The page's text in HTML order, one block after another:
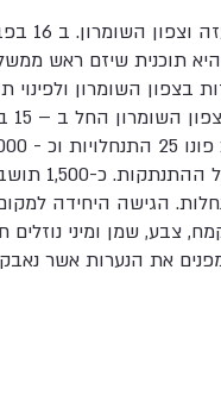
תוכנית שיזם ראש
בצפון השומרון
חומש ושא
הגישה היחידה
שמן ומיני נוזלים
את הנערות אשר נאבקו